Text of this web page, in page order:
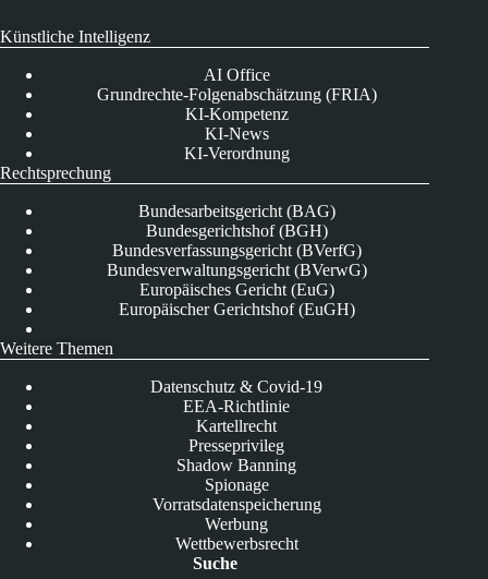
Künstliche Intelligenz
AI Office
Grundrechte-Folgenabschätzung (FRIA)
KI-Kompetenz
KI-News
KI-Verordnung
Rechtsprechung
Bundesarbeitsgericht (BAG)
Bundesgerichtshof (BGH)
Bundesverfassungsgericht (BVerfG)
Bundesverwaltungsgericht (BVerwG)
Europäisches Gericht (EuG)
Europäischer Gerichtshof (EuGH)
Weitere Themen
Datenschutz & Covid-19
EEA-Richtlinie
Kartellrecht
Presseprivileg
Shadow Banning
Spionage
Vorratsdatenspeicherung
Werbung
Wettbewerbsrecht
Suche